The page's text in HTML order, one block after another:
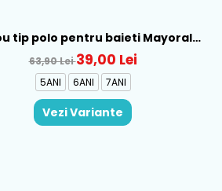
tip polo pentru baieti Mayoral,
Verde - 150-12
63,90 Lei39,00 Lei
5ANI 6ANI 7ANI
Vezi Variante